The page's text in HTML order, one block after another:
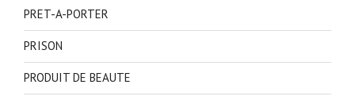
PRET-A-PORTER
PRISON
PRODUIT DE BEAUTE